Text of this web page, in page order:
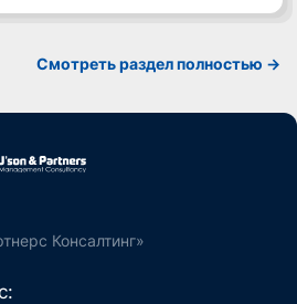
Смотреть раздел полностью ->
Консалтинг»